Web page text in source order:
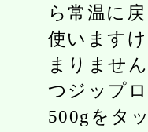
ら常温に
使います
まりませ
つジップ
500gをタ